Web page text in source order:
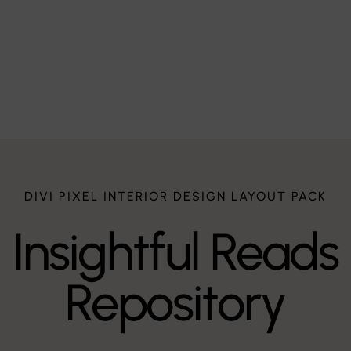
DIVI PIXEL INTERIOR DESIGN LAYOUT PACK
Insightful Reads
Repository